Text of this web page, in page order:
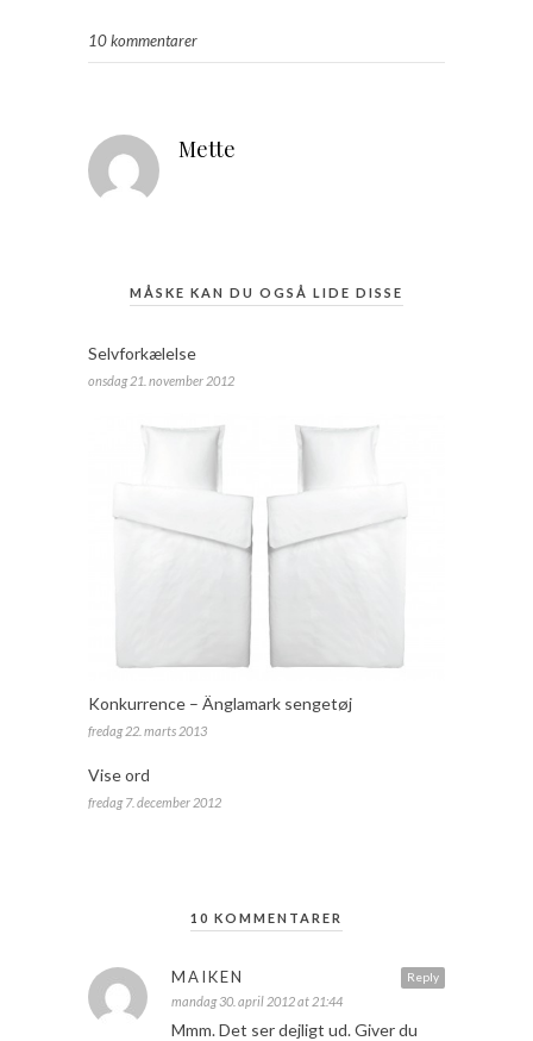
10 kommentarer
Mette
MÅSKE KAN DU OGSÅ LIDE DISSE
Selvforkælelse
onsdag 21. november 2012
Konkurrence – Änglamark sengetøj
fredag 22. marts 2013
Vise ord
fredag 7. december 2012
10 KOMMENTARER
Reply
MAIKEN
mandag 30. april 2012 at 21:44
Mmm. Det ser dejligt ud. Giver du